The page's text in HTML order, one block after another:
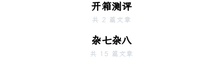
开箱测评
共 2 篇文章
杂七杂八
共 15 篇文章